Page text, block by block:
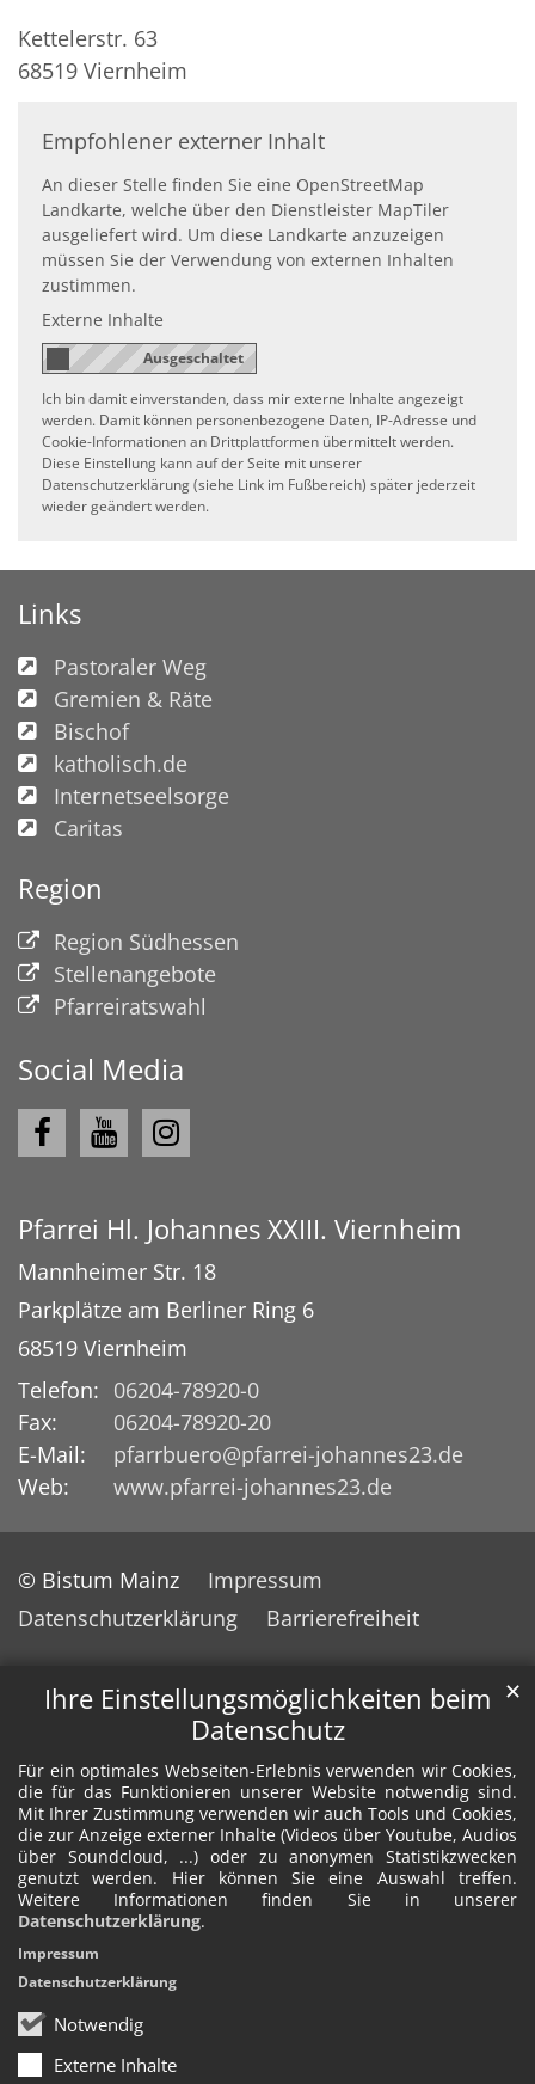
Ihre Einstellungsmöglichkeiten beim
Datenschutz
Für ein optimales Webseiten-Erlebnis verwenden wir Cookies,
die für das Funktionieren unserer Website notwendig sind.
Mit Ihrer Zustimmung verwenden wir auch Tools und Cookies,
die zur Anzeige externer Inhalte (Videos über Youtube, Audios
über Soundcloud, ...) oder zu anonymen Statistikzwecken
genutzt werden. Hier können Sie eine Auswahl treffen.
Weitere Informationen finden Sie in unserer
Datenschutzerklärung.
Notwendig
Externe Inhalte
✕
Impressum
Datenschutzerklärung
Kettelerstr. 63
68519 Viernheim
Empfohlener externer Inhalt
An dieser Stelle finden Sie eine OpenStreetMap
Landkarte, welche über den Dienstleister MapTiler
ausgeliefert wird. Um diese Landkarte anzuzeigen
müssen Sie der Verwendung von externen Inhalten
zustimmen.
Externe Inhalte
Ich bin damit einverstanden, dass mir externe Inhalte angezeigt
werden. Damit können personenbezogene Daten, IP-Adresse und
Cookie-Informationen an Drittplattformen übermittelt werden.
Diese Einstellung kann auf der Seite mit unserer
Datenschutzerklärung (siehe Link im Fußbereich) später jederzeit
wieder geändert werden.
Links
Pastoraler Weg
Gremien & Räte
Bischof
katholisch.de
Internetseelsorge
Caritas
Region
Region Südhessen
Stellenangebote
Pfarreiratswahl
Social Media
Pfarrei Hl. Johannes XXIII. Viernheim
Mannheimer Str. 18
Parkplätze am Berliner Ring 6
68519 Viernheim
Telefon: 06204-78920-0
Fax:
06204-78920-20
E-Mail:
pfarrbuero@pfarrei-johannes23.de
Web:
www.pfarrei-johannes23.de
© Bistum Mainz
Impressum
Datenschutzerklärung
Barrierefreiheit